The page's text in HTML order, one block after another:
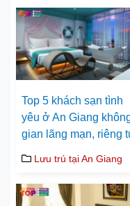
Top 5 khách sạn tình
yêu ở An Giang
gian lãng mạn, riêng
Lưu trú tại An Giang